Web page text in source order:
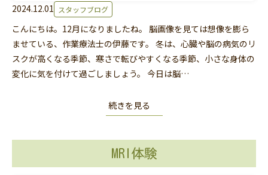
2024.12.01 スタッフブログ
こんにちは。12月になりましたね。 脳画像を見ては想像を膨ら
ませている、作業療法士の伊藤です。 冬は、心臓や脳の病気のリ
スクが高くなる季節、寒さで転びやすくなる季節、小さな身体の
変化に気を付けて過ごしましょう。 今日は脳…
続きを見る
MRI体験